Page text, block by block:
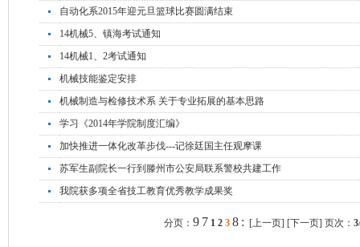
自动化系2015年迎元旦篮球比赛圆满结束
14机械5、镇海考试通知
14机械1、2考试通知
机械技能鉴定安排
机械制造与检修技术系 关于专业拓展的基本思路
学习《2014年学院制度汇编》
加快推进一体化改革步伐---记徐廷国主任观摩课
苏军生副院长一行到滕州市公安局联系警校共建工作
我院获多项全省技工教育优秀教学成果奖
分页： 9 7 1 2 3 8 : [上一页] [下一页] 页次： 3/